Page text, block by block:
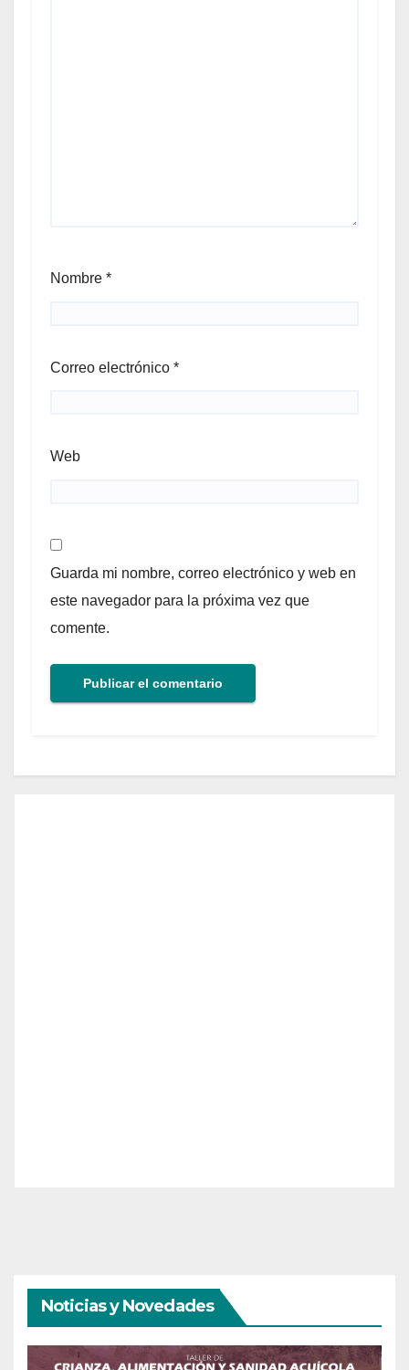
Nombre *
Correo electrónico *
Web
Guarda mi nombre, correo electrónico y web en
este navegador para la próxima vez que
comente.
Noticias y Novedades